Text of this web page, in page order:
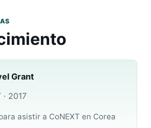
Grant
2017
asistir a CoNEXT en Corea